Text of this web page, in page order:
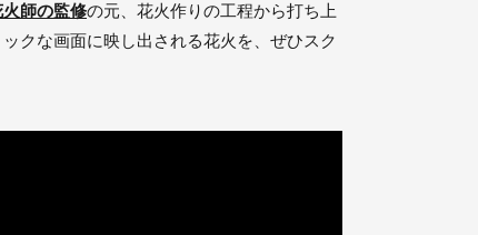
師の監修の元、花火作りの工程から打ち上
クな画面に映し出される花火を、ぜひスク